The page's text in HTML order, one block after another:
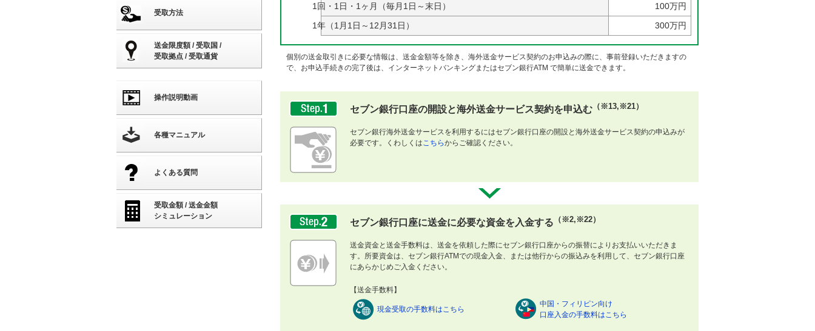
受取方法
送金限度額 / 受取国 /
受取拠点 / 受取通貨
操作説明動画
各種マニュアル
よくある質問
受取金額 / 送金金額
シミュレーション
1回・1日・1ヶ月（毎月1日～末日）
100万円
1年（1月1日～12月31日）
300万円
個別の送金取引きに必要な情報は、送金金額等を除き、海外送金サービス契約のお申込みの際に、事前登録いただきますの
で、お申込手続きの完了後は、インターネットバンキングまたはセブン銀行ATM で簡単に送金できます。
セブン銀行口座の開設と海外送金サービス契約を申込む （※13,※21）
セブン銀行海外送金サービスを利用するにはセブン銀行口座の開設と海外送金サービス契約の申込みが
必要です。くわしくはこちらからご確認ください。
セブン銀行口座に送金に必要な資金を入金する （※2,※22）
送金資金と送金手数料は、送金を依頼した際にセブン銀行口座からの振替によりお支払いいただきま
す。所要資金は、セブン銀行ATMでの現金入金、または他行からの振込みを利用して、セブン銀行口座
にあらかじめご入金ください。
【送金手数料】
現金受取の手数料はこちら
中国・フィリピン向け
口座入金の手数料はこちら